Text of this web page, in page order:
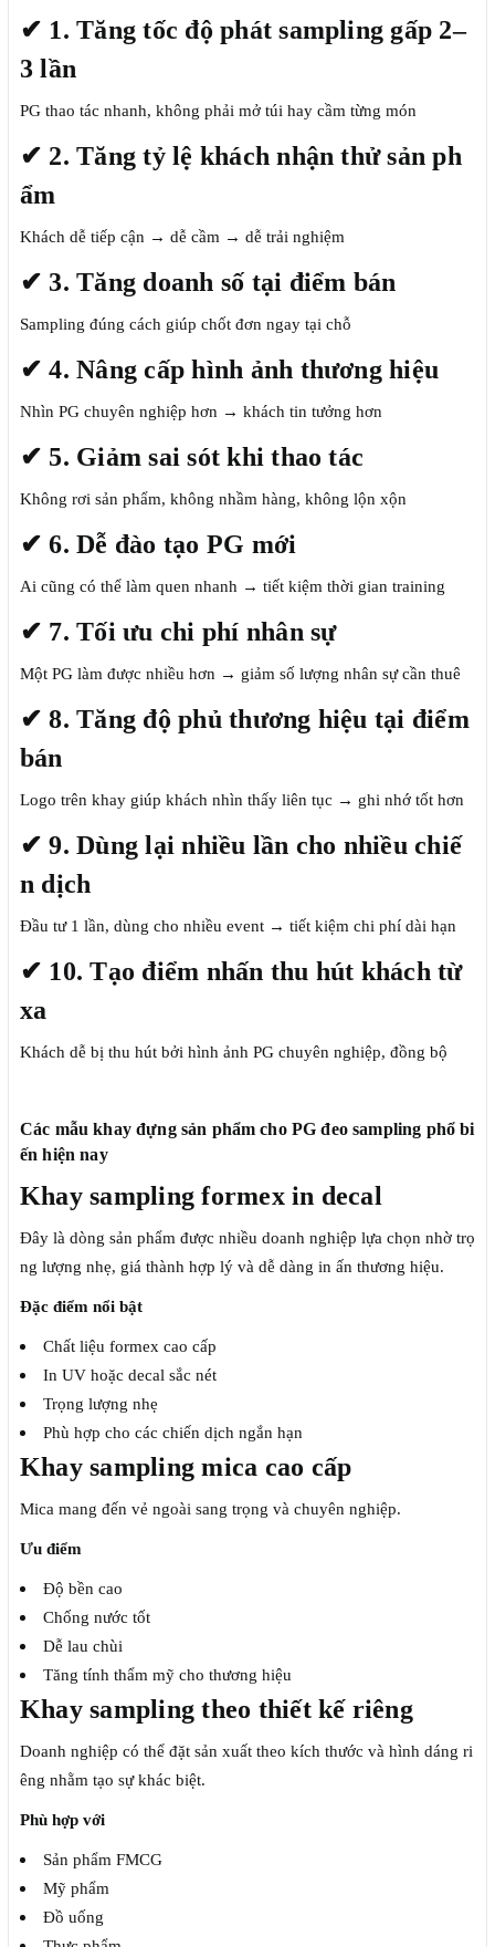
✔ 1. Tăng tốc độ phát sampling gấp 2–
3 lần
PG thao tác nhanh, không phải mở túi hay cầm từng món
✔ 2. Tăng tỷ lệ khách nhận thử sản ph
ẩm
Khách dễ tiếp cận → dễ cầm → dễ trải nghiệm
✔ 3. Tăng doanh số tại điểm bán
Sampling đúng cách giúp chốt đơn ngay tại chỗ
✔ 4. Nâng cấp hình ảnh thương hiệu
Nhìn PG chuyên nghiệp hơn → khách tin tưởng hơn
✔ 5. Giảm sai sót khi thao tác
Không rơi sản phẩm, không nhầm hàng, không lộn xộn
✔ 6. Dễ đào tạo PG mới
Ai cũng có thể làm quen nhanh → tiết kiệm thời gian training
✔ 7. Tối ưu chi phí nhân sự
Một PG làm được nhiều hơn → giảm số lượng nhân sự cần thuê
✔ 8. Tăng độ phủ thương hiệu tại điểm
bán
Logo trên khay giúp khách nhìn thấy liên tục → ghi nhớ tốt hơn
✔ 9. Dùng lại nhiều lần cho nhiều chiế
n dịch
Đầu tư 1 lần, dùng cho nhiều event → tiết kiệm chi phí dài hạn
✔ 10. Tạo điểm nhấn thu hút khách từ
xa
Khách dễ bị thu hút bởi hình ảnh PG chuyên nghiệp, đồng bộ
Các mẫu khay đựng sản phẩm cho PG đeo sampling phổ bi
ến hiện nay
Khay sampling formex in decal
Đây là dòng sản phẩm được nhiều doanh nghiệp lựa chọn nhờ trọ
ng lượng nhẹ, giá thành hợp lý và dễ dàng in ấn thương hiệu.
Đặc điểm nổi bật
Chất liệu formex cao cấp
In UV hoặc decal sắc nét
Trọng lượng nhẹ
Phù hợp cho các chiến dịch ngắn hạn
Khay sampling mica cao cấp
Mica mang đến vẻ ngoài sang trọng và chuyên nghiệp.
Ưu điểm
Độ bền cao
Chống nước tốt
Dễ lau chùi
Tăng tính thẩm mỹ cho thương hiệu
Khay sampling theo thiết kế riêng
Doanh nghiệp có thể đặt sản xuất theo kích thước và hình dáng ri
êng nhằm tạo sự khác biệt.
Phù hợp với
Sản phẩm FMCG
Mỹ phẩm
Đồ uống